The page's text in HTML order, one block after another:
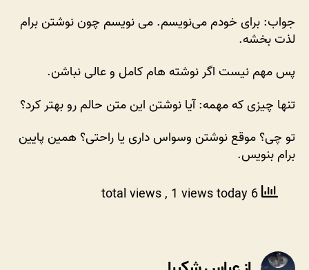
جواب: برای خودم می‌نویسم. می نویسم چون نوشتن برام
لذت بخشه.
پس مهم نیست اگر نوشته هام کامل و عالی نباشن.
تنها چیزی که مهمه: آیا نوشتن این متن حالم رو بهتر کرد؟
تو چی؟ موقع نوشتن وسواس داری یا راحتی؟ همین پایین
برام بنویس.
, 1 views today